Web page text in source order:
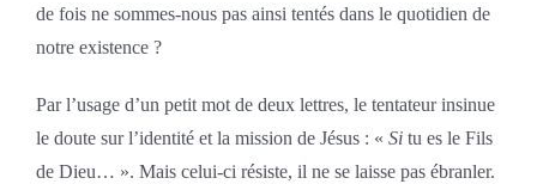
de fois ne sommes-nous pas ainsi tentés dans le quotidien de
notre existence ?
Par l’usage d’un petit mot de deux lettres, le tentateur insinue
le doute sur l’identité et la mission de Jésus : « Si tu es le Fils
de Dieu… ». Mais celui-ci résiste, il ne se laisse pas ébranler.